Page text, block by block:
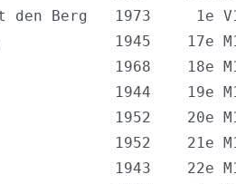
den Berg   1973     1e
1945    17e
1968    18e
1944    19e
1952    20e
1952    21e
1943    22e